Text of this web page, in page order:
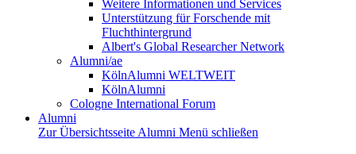
Weitere Informationen und Services
Unterstützung für Forschende mit
Fluchthintergrund
Albert's Global Researcher Network
Alumni/ae
KölnAlumni WELTWEIT
KölnAlumni
Cologne International Forum
Alumni
Zur Übersichtsseite Alumni Menü schließen